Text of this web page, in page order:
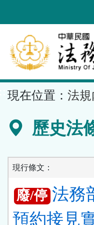
到
要
內
容
區
現在位置： 法規
歷史法
現行條文：
廢/停 法務
預約接見